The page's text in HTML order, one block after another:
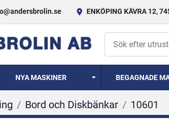
ENKÖPING KÄVRA 12,
NYA MASKINER BEGAGNADE
Bord och Diskbänkar 10601